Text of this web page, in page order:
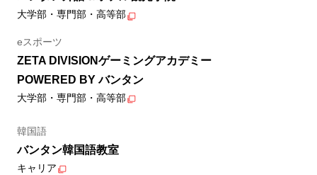
大学部・専門部・高等部
eスポーツ
ZETA DIVISIONゲーミングアカデミー
POWERED BY バンタン
大学部・専門部・高等部
韓国語
バンタン韓国語教室
キャリア